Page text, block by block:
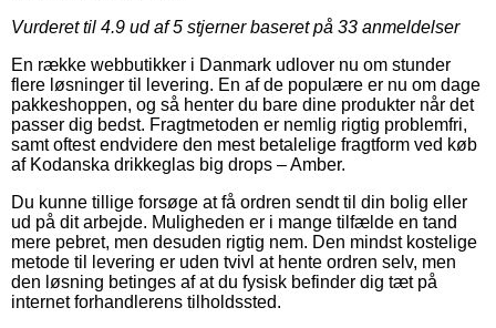
Vurderet til 4.9 ud af 5 stjerner baseret på 33 anmeldelser
En række webbutikker i Danmark udlover nu om stunder
flere løsninger til levering. En af de populære er nu om dage
pakkeshoppen, og så henter du bare dine produkter når det
passer dig bedst. Fragtmetoden er nemlig rigtig problemfri,
samt oftest endvidere den mest betalelige fragtform ved køb
af Kodanska drikkeglas big drops – Amber.
Du kunne tillige forsøge at få ordren sendt til din bolig eller
ud på dit arbejde. Muligheden er i mange tilfælde en tand
mere pebret, men desuden rigtig nem. Den mindst kostelige
metode til levering er uden tvivl at hente ordren selv, men
den løsning betinges af at du fysisk befinder dig tæt på
internet forhandlerens tilholdssted.